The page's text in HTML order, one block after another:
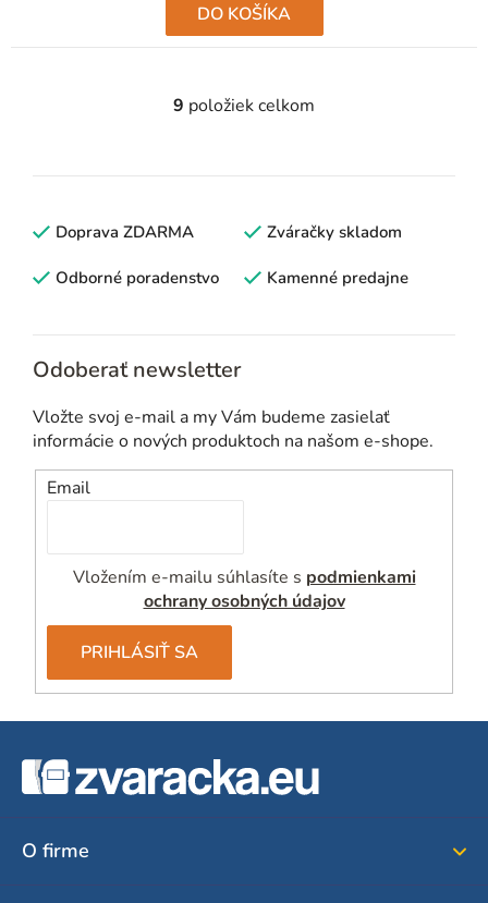
DO KOŠÍKA
O
l
a
c
k
y
ý
i
s
u
9 položiek celkom
Doprava ZDARMA Zváračky skladom
Odborné poradenstvo Kamenné predajne
Odoberať newsletter
Vložte svoj e-mail a my Vám budeme zasielať
informácie o nových produktoch na našom e-shope.
Email
Vložením e-mailu súhlasíte s podmienkami
ochrany osobných údajov
PRIHLÁSIŤ SA
O firme